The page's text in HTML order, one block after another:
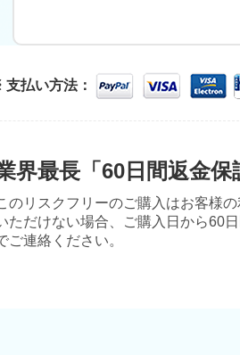
払い方法：
界最長「60日間返金保
のリスクフリーのご購入はお客様
ただけない場合、ご購入日から60
ご連絡ください。